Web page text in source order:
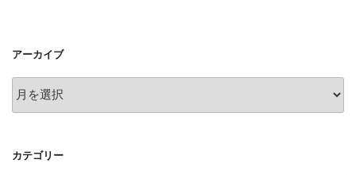
ン
アーカイブ
ー
ブ
カテゴリー